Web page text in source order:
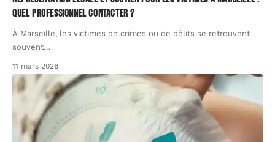
quel professionnel contacter ?
À Marseille, les victimes de crimes ou de délits se retrouvent
souvent…
11 mars 2026